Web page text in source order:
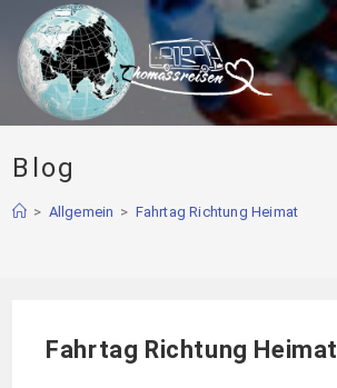
Blog
> Allgemein > Fahrtag Richtung Heimat
Fahrtag Richtung Heimat